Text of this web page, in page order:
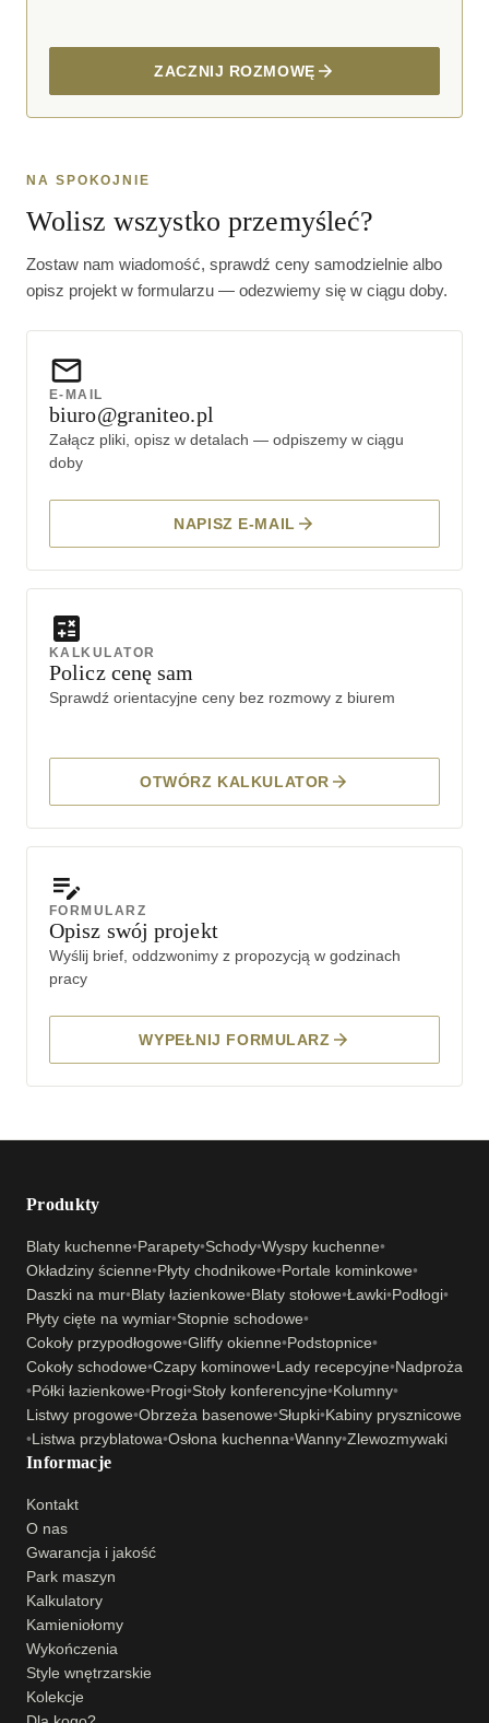
ZACZNIJ ROZMOWĘ
NA SPOKOJNIE
Wolisz wszystko przemyśleć?
Zostaw nam wiadomość, sprawdź ceny samodzielnie albo
opisz projekt w formularzu — odezwiemy się w ciągu doby.
E-MAIL
biuro@graniteo.pl
Załącz pliki, opisz w detalach — odpiszemy w ciągu
doby
NAPISZ E-MAIL
KALKULATOR
Policz cenę sam
Sprawdź orientacyjne ceny bez rozmowy z biurem
OTWÓRZ KALKULATOR
FORMULARZ
Opisz swój projekt
Wyślij brief, oddzwonimy z propozycją w godzinach
pracy
WYPEŁNIJ FORMULARZ
Produkty
Blaty kuchenne•Parapety•Schody•Wyspy kuchenne•
Okładziny ścienne•Płyty chodnikowe•Portale kominkowe•
Daszki na mur•Blaty łazienkowe•Blaty stołowe•Ławki•Podłogi•
Płyty cięte na wymiar•Stopnie schodowe•
Cokoły przypodłogowe•Gliffy okienne•Podstopnice•
Cokoły schodowe•Czapy kominowe•Lady recepcyjne•Nadproża
•Półki łazienkowe•Progi•Stoły konferencyjne•Kolumny•
Listwy progowe•Obrzeża basenowe•Słupki•Kabiny prysznicowe
•Listwa przyblatowa•Osłona kuchenna•Wanny•Zlewozmywaki
Informacje
Kontakt
O nas
Gwarancja i jakość
Park maszyn
Kalkulatory
Kamieniołomy
Wykończenia
Style wnętrzarskie
Kolekcje